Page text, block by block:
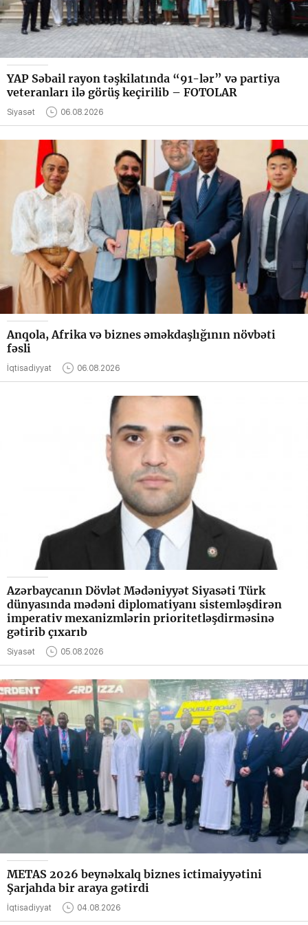
YAP Səbail rayon təşkilatında “91-lər” və partiya
veteranları ilə görüş keçirilib – FOTOLAR
Siyasət 06.08.2026
Anqola, Afrika və biznes əməkdaşlığının növbəti
fəsli
İqtisadiyyat 06.08.2026
Azərbaycanın Dövlət Mədəniyyət Siyasəti Türk
dünyasında mədəni diplomatiyanı sistemləşdirən
imperativ mexanizmlərin prioritetləşdirməsinə
gətirib çıxarıb
Siyasət 05.08.2026
METAS 2026 beynəlxalq biznes ictimaiyyətini
Şarjahda bir araya gətirdi
İqtisadiyyat 04.08.2026